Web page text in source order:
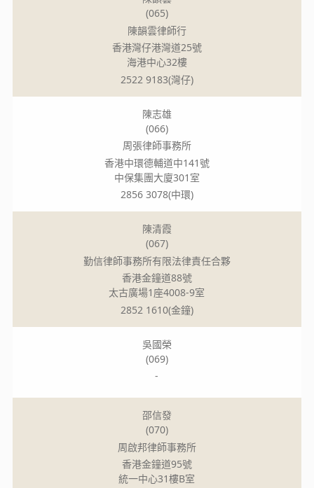
(065)
陳韻雲律師行
香港灣仔港灣道25號
海港中心32樓
2522 9183(灣仔)
陳志雄
(066)
周張律師事務所
香港中環德輔道中141號
中保集團大廈301室
2856 3078(中環)
陳清霞
(067)
勤信律師事務所有限法律責任合夥
香港金鐘道88號
太古廣場1座4008-9室
2852 1610(金鐘)
吳國榮
(069)
-
邵信發
(070)
周啟邦律師事務所
香港金鐘道95號
統一中心31樓B室